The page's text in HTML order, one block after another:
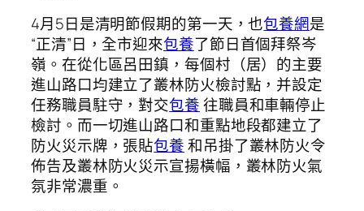
4月5日是清明節假期的第一天，也包養網是
“正清”日，全市迎來包養了節日首個拜祭岑
嶺。在從化區呂田鎮，每個村（居）的主要
進山路口均建立了叢林防火檢討點，并設定
任務職員駐守，對交包養往職員和車輛停止
檢討。而一切進山路口和重點地段都建立了
防火災示牌，張貼包養和吊掛了叢林防火令
佈告及叢林防火災示宣揚橫幅，叢林防火氣
氛非常濃重。